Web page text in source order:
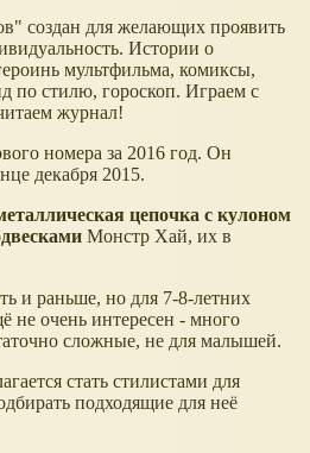
создан для желающих проявить
Истории о
мультфильма, комиксы,
по стилю, гороскоп. Играем с
журнал!
номера за 2016 год. Он
декабря 2015.
цепочка с кулоном
Монстр Хай, их в
и раньше, но для 7-8-летних
не очень интересен - много
сложные, не для малышей.
стать стилистами для
подходящие для неё